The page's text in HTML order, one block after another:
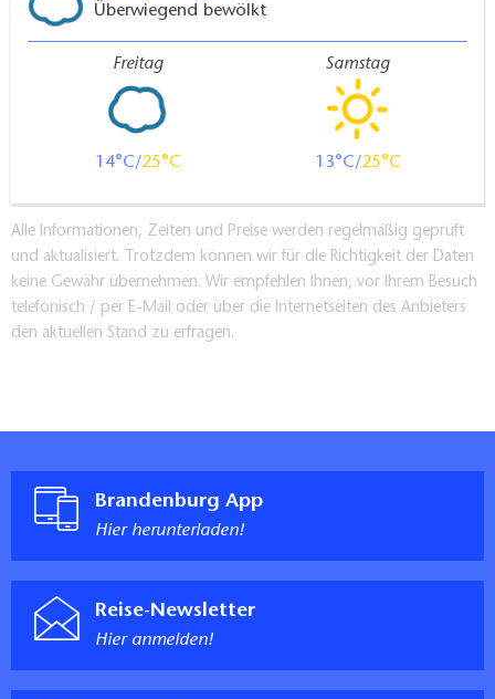
Überwiegend bewölkt
Freitag
14 25
Samstag
13 25
Alle Informationen, Zeiten und Preise werden regelmäßig geprüft
und aktualisiert. Trotzdem können wir für die Richtigkeit der Daten
keine Gewähr übernehmen. Wir empfehlen Ihnen, vor Ihrem Besuch
telefonisch / per E-Mail oder über die Internetseiten des Anbieters
den aktuellen Stand zu erfragen.
Brandenburg App
Hier herunterladen!
Reise-Newsletter
Hier anmelden!